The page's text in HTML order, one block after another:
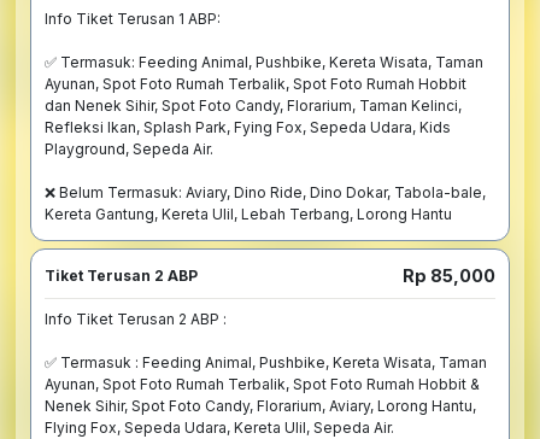
Info Tiket Terusan 1 ABP:
✅ Termasuk: Feeding Animal, Pushbike, Kereta Wisata, Taman
Ayunan, Spot Foto Rumah Terbalik, Spot Foto Rumah Hobbit
dan Nenek Sihir, Spot Foto Candy, Florarium, Taman Kelinci,
Refleksi Ikan, Splash Park, Fying Fox, Sepeda Udara, Kids
Playground, Sepeda Air.
❌ Belum Termasuk: Aviary, Dino Ride, Dino Dokar, Tabola-bale,
Kereta Gantung, Kereta Ulil, Lebah Terbang, Lorong Hantu
Tiket Terusan 2 ABP Rp 85,000
Info Tiket Terusan 2 ABP :
✅ Termasuk : Feeding Animal, Pushbike, Kereta Wisata, Taman
Ayunan, Spot Foto Rumah Terbalik, Spot Foto Rumah Hobbit &
Nenek Sihir, Spot Foto Candy, Florarium, Aviary, Lorong Hantu,
Flying Fox, Sepeda Udara, Kereta Ulil, Sepeda Air.